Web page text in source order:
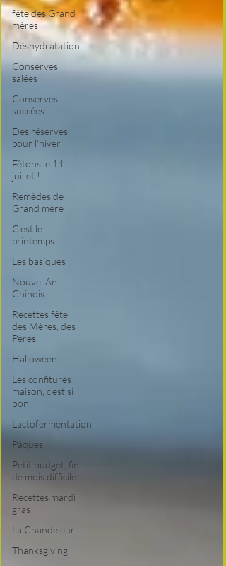
fête des Grand
mères
Déshydratation
Conserves
salées
Conserves
sucrées
Des réserves
pour l'hiver
Fêtons le 14
juillet !
Remèdes de
Grand mère
C'est le
printemps
Les basiques
Nouvel An
Chinois
Recettes fête
des Mères, des
Pères
Halloween
Les confitures
maison, c'est si
bon
Lactofermentation
Pâques
Petit budget, fin
de mois difficile
Recettes mardi
gras
La Chandeleur
Thanksgiving